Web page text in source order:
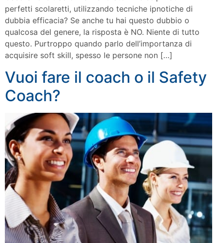
perfetti scolaretti, utilizzando tecniche ipnotiche di
dubbia efficacia? Se anche tu hai questo dubbio o
qualcosa del genere, la risposta è NO. Niente di tutto
questo. Purtroppo quando parlo dell’importanza di
acquisire soft skill, spesso le persone non […]
Vuoi fare il coach o il Safety
Coach?